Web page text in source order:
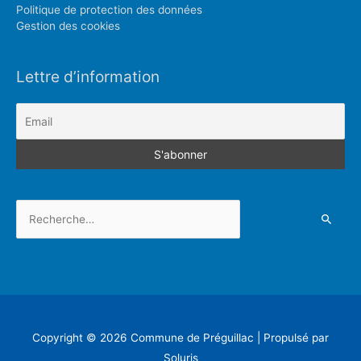
Politique de protection des données
Gestion des cookies
Lettre d’information
Copyright © 2026 Commune de Préguillac | Propulsé par
Soluris